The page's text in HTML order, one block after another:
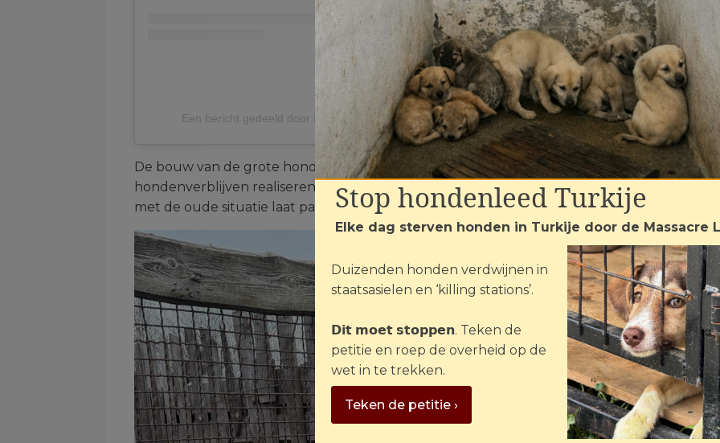
Een bericht gedeeld door HouseofAnimals.nl (@houseofanimals.nl)
De bouw van de grote hondenverblijven gaat onvermoeibaar door: Pegasus zal de
hondenverblijven realiseren. In deze eerste fase komen we uit op 30 verblijven, goed
met de oude situatie laat pas écht zien hoe groot deze verbetering is.
Stop hondenleed Turkije
Elke dag sterven honden in Turkije door de Massacre
Duizenden honden verdwijnen in
staatsasielen en ‘killing stations’.
𝗗𝗶𝘁 𝗺𝗼𝗲𝘁 𝘀𝘁𝗼𝗽𝗽𝗲𝗻. Teken de
petitie en roep de overheid op de
wet in te trekken.
Teken de petitie ›